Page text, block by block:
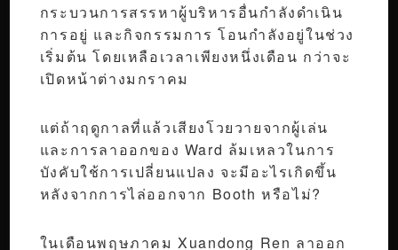
กระบวนการสรรหาผู้บริหารอื่นกำลังดำเนิน
การอยู่ และกิจกรรมการ โอนกำลังอยู่ในช่วง
เริ่มต้น โดยเหลือเวลาเพียงหนึ่งเดือน กว่าจะ
เปิดหน้าต่างมกราคม
แต่ถ้าฤดูกาลที่แล้วเสียงโวยวายจากผู้เล่น
และการลาออกของ Ward ล้มเหลวในการ
บังคับใช้การเปลี่ยนแปลง จะมีอะไรเกิดขึ้น
หลังจากการไล่ออกจาก Booth หรือไม่?
ในเดือนพฤษภาคม Xuandong Ren ลาออก